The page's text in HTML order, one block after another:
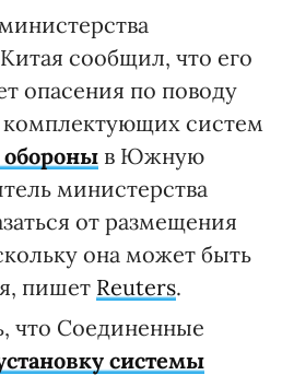
сообщил, что его
опасения по поводу
систем
обороны в Южную
министерства
от размещения
она может быть
пишет Reuters.
что Соединенные
системы